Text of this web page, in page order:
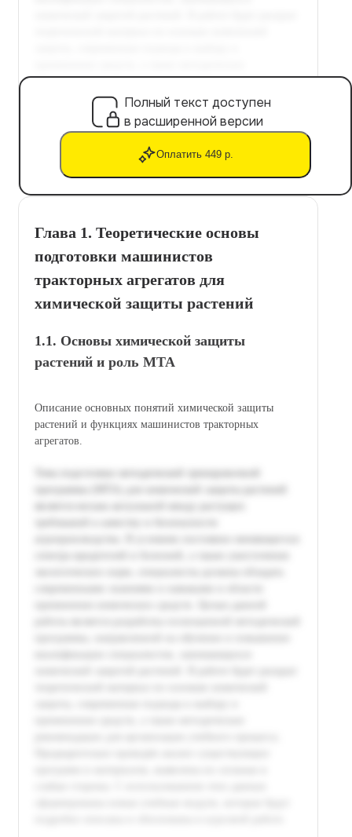
Полный текст доступен
в расширенной версии
Оплатить 449 р.
Глава 1. Теоретические основы
подготовки машинистов
тракторных агрегатов для
химической защиты растений
1.1. Основы химической защиты
растений и роль МТА
Описание основных понятий химической защиты
растений и функциях машинистов тракторных
агрегатов.